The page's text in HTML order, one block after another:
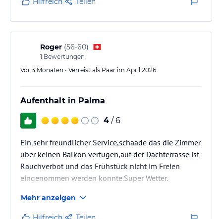
Roger (56-60)
1 Bewertungen
Vor 3 Monaten • Verreist als Paar im April 2026
Aufenthalt in Palma
4 / 6
Ein sehr freundlicher Service,schaade das die Zimmer
über keinen Balkon verfügen,auf der Dachterrasse ist
Rauchverbot und das Frühstück nicht im Freien
eingenommen werden konnte.Super Wetter.
Mehr anzeigen